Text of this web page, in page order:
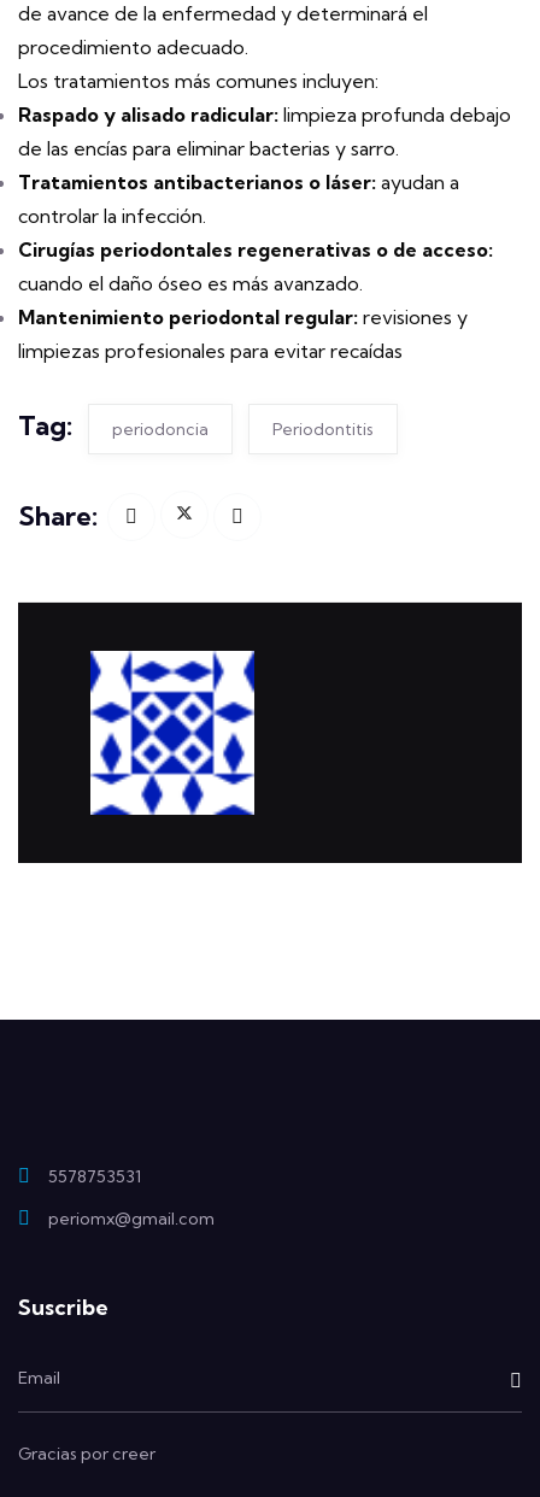
de avance de la enfermedad y determinará el
procedimiento adecuado.
Los tratamientos más comunes incluyen:
Raspado y alisado radicular: limpieza profunda debajo
de las encías para eliminar bacterias y sarro.
Tratamientos antibacterianos o láser: ayudan a
controlar la infección.
Cirugías periodontales regenerativas o de acceso:
cuando el daño óseo es más avanzado.
Mantenimiento periodontal regular: revisiones y
limpiezas profesionales para evitar recaídas
periodoncia Periodontitis
5578753531
periomx@gmail.com
Suscribe
Gracias por creer